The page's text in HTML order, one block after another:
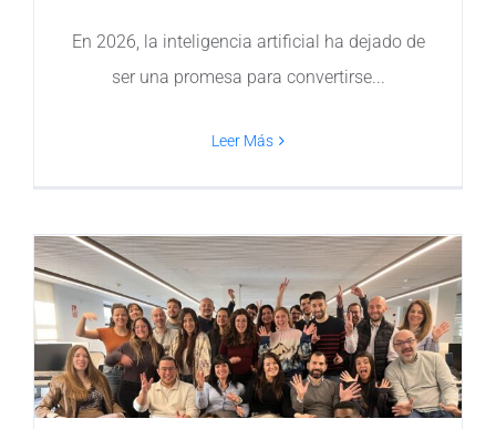
En 2026, la inteligencia artificial ha dejado de
ser una promesa para convertirse
Leer Más